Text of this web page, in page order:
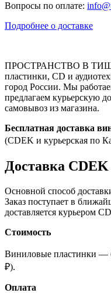
Вопросы по оплате:
Подробнее о доставке
ПРОСТРАНСТВО В
пластинки, CD и
город России. Мы
предлагаем курьерскую
самовывоз из магазина.
Бесплатная доставка
(CDEK и курьерская по
Доставка
Основной способ
Заказ поступает в
доставляется курьером
Стоимость
Виниловые пластинки —
₽).
Оплата